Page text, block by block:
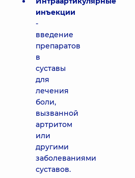
инъекции
-
введение
препаратов
в
суставы
для
лечения
боли,
вызванной
артритом
или
другими
заболеваниями
суставов.